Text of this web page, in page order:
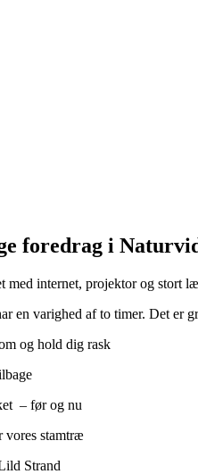
foredrag i
med internet, projektor og stort
en varighed af to timer. Det er
og hold dig rask
– før og nu
vores stamtræ
Strand